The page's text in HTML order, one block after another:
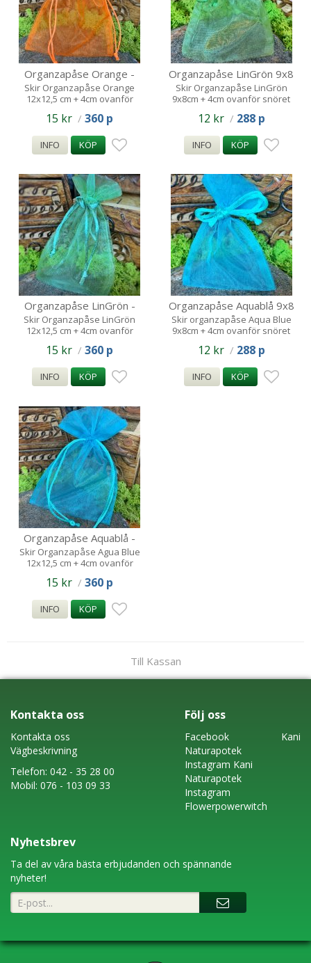
Organzapåse Orange -
12x12,5 ,5cm
Skir Organzapåse Orange
12x12,5 cm + 4cm ovanför
15 kr / 360 p
INFO KÖP
Organzapåse LinGrön 9x8
4 cm
Skir Organzapåse LinGrön
9x8cm + 4cm ovanför snöret
12 kr / 288 p
INFO KÖP
Organzapåse LinGrön -
12x12,5 ,5cm
Skir Organzapåse LinGrön
12x12,5 cm + 4cm ovanför
15 kr / 360 p
INFO KÖP
Organzapåse Aquablå 9x8
4 cm
Skir organzapåse Aqua Blue
9x8cm + 4cm ovanför snöret
12 kr / 288 p
INFO KÖP
Organzapåse Aquablå -
12x12,5 ,5cm
Skir Organzapåse Agua Blue
12x12,5 cm + 4cm ovanför
15 kr / 360 p
INFO KÖP
Till Kassan
Kontakta oss
Kontakta oss
Vägbeskrivning
Telefon: 042 - 35 28 00
Mobil: 076 - 103 09 33
Följ oss
FacebookKani
Naturapotek
Instagram Kani
Naturapotek
Instagram
Flowerpowerwitch
Nyhetsbrev
Ta del av våra bästa erbjudanden och spännande
nyheter!